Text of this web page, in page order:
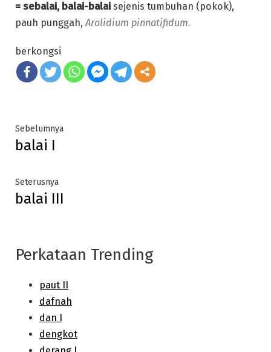
= sebalai, balai-balai sejenis tumbuhan (pokok),
pauh punggah,Aralidium pinnatifidum.
berkongsi
Post
navigation
SebelumnyaPrevious
balai I
SeterusnyaNext
post:
balai III
Perkataan Trending